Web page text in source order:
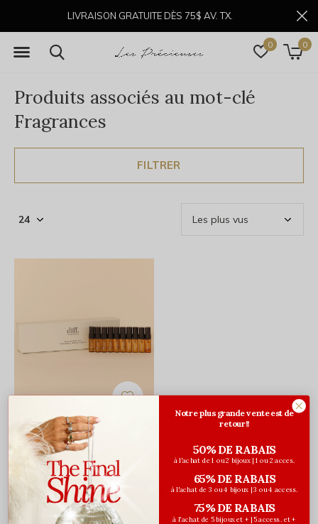
0 0
LIVRAISON GRATUITE DÈS 75$ AV. TX.
Produits associés au mot-clé
Fragrances
FILTRER
Ensemble découverte Diff
40,00$CA
Avant les taxes
Vu de 1 à 1 produits
Notre plus grande vente est de
retour!!
50% DE RABAIS
à l'achat de 1 ou 2 bijoux | 1 ou 2 acces.
65% DE RABAIS
à l'achat de 3 ou 4 bijoux | 3 ou 4 access.
75% DE RABAIS
à l'achat de 5 bijoux et + | 5 access. et +